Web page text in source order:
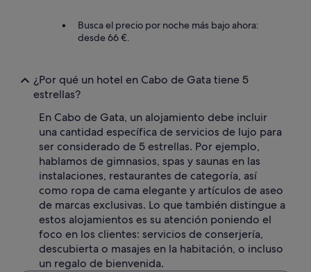
Busca el precio por noche más bajo ahora:
desde 66 €.
¿Por qué un hotel en Cabo de Gata tiene 5
estrellas?
En Cabo de Gata, un alojamiento debe incluir
una cantidad específica de servicios de lujo para
ser considerado de 5 estrellas. Por ejemplo,
hablamos de gimnasios, spas y saunas en las
instalaciones, restaurantes de categoría, así
como ropa de cama elegante y artículos de aseo
de marcas exclusivas. Lo que también distingue a
estos alojamientos es su atención poniendo el
foco en los clientes: servicios de conserjería,
descubierta o masajes en la habitación, o incluso
un regalo de bienvenida.